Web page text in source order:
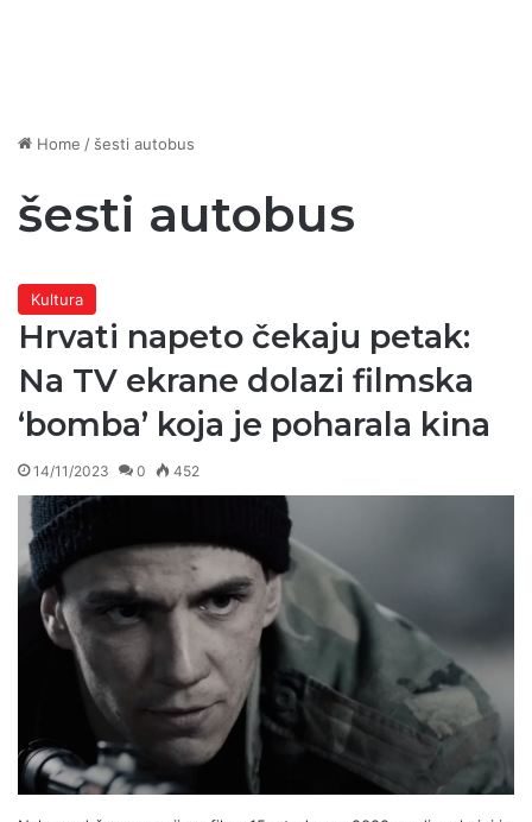
Home / šesti autobus
šesti autobus
Kultura
Hrvati napeto čekaju petak:
Na TV ekrane dolazi filmska
‘bomba’ koja je poharala kina
14/11/2023 0 452